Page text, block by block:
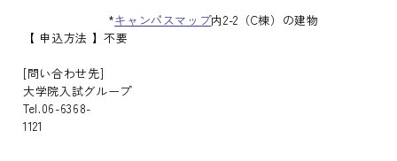
*キャンパスマップ内2-2（C棟）の建物
【 申込方法 】不要
[問い合わせ先]
大学院入試グループ
Tel.06-6368-